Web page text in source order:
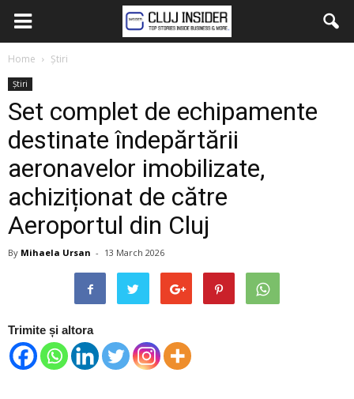
Home Știri
Știri
Set complet de echipamente
destinate îndepărtării
aeronavelor imobilizate,
achiziționat de către
Aeroportul din Cluj
By Mihaela Ursan - 13 March 2026
Trimite și altora